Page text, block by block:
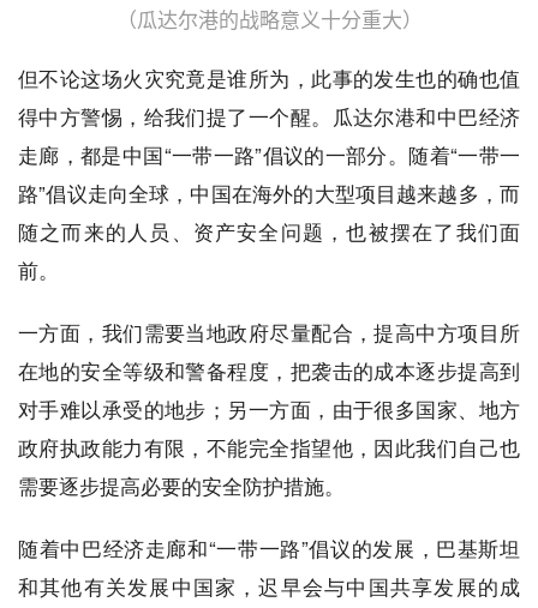
（瓜达尔港的战略意义十分重大）
但不论这场火灾究竟是谁所为，此事的发生也的确也值
得中方警惕，给我们提了一个醒。瓜达尔港和中巴经济
走廊，都是中国“一带一路”倡议的一部分。随着“一带一
路”倡议走向全球，中国在海外的大型项目越来越多，而
随之而来的人员、资产安全问题，也被摆在了我们面
前。
一方面，我们需要当地政府尽量配合，提高中方项目所
在地的安全等级和警备程度，把袭击的成本逐步提高到
对手难以承受的地步；另一方面，由于很多国家、地方
政府执政能力有限，不能完全指望他，因此我们自己也
需要逐步提高必要的安全防护措施。
随着中巴经济走廊和“一带一路”倡议的发展，巴基斯坦
和其他有关发展中国家，迟早会与中国共享发展的成